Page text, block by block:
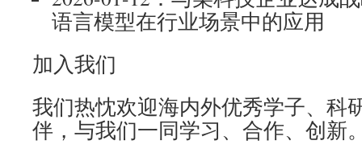
语言模型在行业场景中的应用
加入我们
我们热忱欢迎海内外优秀学子、科
伴，与我们一同学习、合作、创新